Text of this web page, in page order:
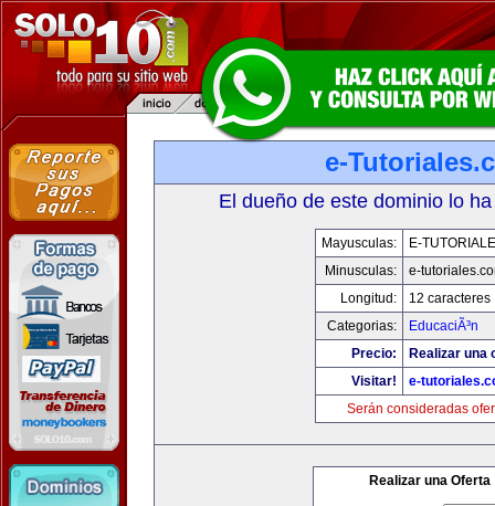
e-
El dueño de este dominio lo
Mayusculas:
E-
Minusculas:
e-
Longitud:
12 caracteres
Categorias:
EducaciÃ³n
Precio:
Realizar una
Visitar!
e-
Serán consideradas
Realizar una Oferta